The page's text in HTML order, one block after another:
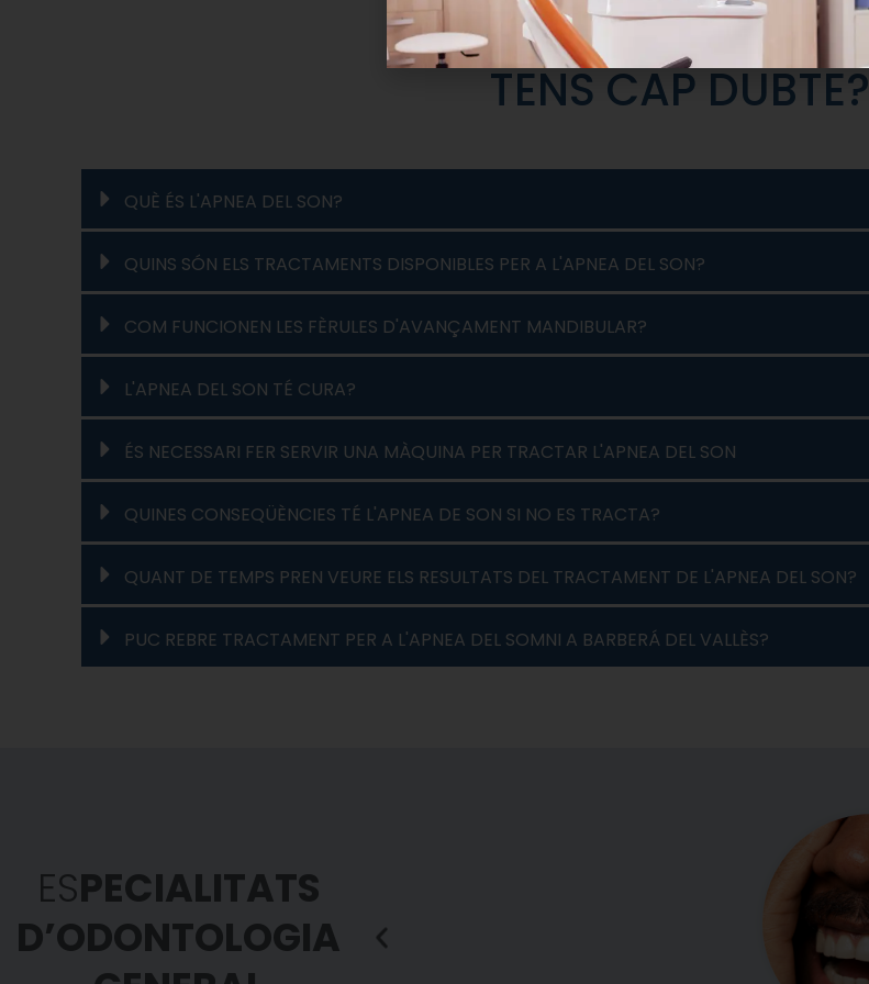
TENS CAP DUBTE?
QUÈ ÉS L'APNEA DEL SON?
QUINS SÓN ELS TRACTAMENTS DISPONIBLES PER A L'APNEA DEL SON?
COM FUNCIONEN LES FÈRULES D'AVANÇAMENT MANDIBULAR?
L'APNEA DEL SON TÉ CURA?
ÉS NECESSARI FER SERVIR UNA MÀQUINA PER TRACTAR L'APNEA DEL SON
QUINES CONSEQÜÈNCIES TÉ L'APNEA DE SON SI NO ES TRACTA?
QUANT DE TEMPS PREN VEURE ELS RESULTATS DEL TRACTAMENT DE L'APNEA DEL SON?
PUC REBRE TRACTAMENT PER A L'APNEA DEL SOMNI A BARBERÁ DEL VALLÈS?
ESPECIALITATS
D’ODONTOLOGIA